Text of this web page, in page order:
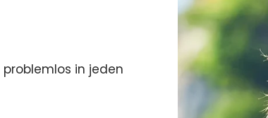
problemlos in jeden